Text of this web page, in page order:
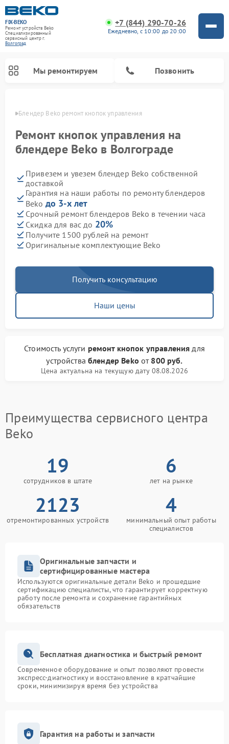
FIX-BEKO
Ремонт устройств Beko
Специализированный
cервисный центр г.
Волгоград
+7 (844) 290-70-26
Ежедневно, с 10:00 до 20:00
Мы ремонтируем Позвонить
Блендер Beko ремонт кнопок управления
Ремонт кнопок управления на
блендере Beko в Волгограде
Привезем и увезем блендер Beko собственной
доставкой
Гарантия на наши работы по ремонту блендеров
Beko до 3-х лет
Срочный ремонт блендеров Beko в течении часа
Скидка для вас до 20%
Получите 1500 рублей на ремонт
Оригинальные комплектующие Beko
Получить консультацию
Наши цены
Стоимость услуги ремонт кнопок управления для
устройстваблендер Beko от 800 руб.
Цена актуальна на текущую дату 08.08.2026
Преимущества сервисного центра
Beko
19
сотрудников в штате
6
лет на рынке
2123
отремонтированных устройств
4
минимальный опыт работы
специалистов
Оригинальные запчасти и
сертифицированные мастера
Используются оригинальные детали Beko и прошедшие
сертификацию специалисты, что гарантирует корректную
работу после ремонта и сохранение гарантийных
обязательств
Бесплатная диагностика и быстрый ремонт
Современное оборудование и опыт позволяют провести
экспресс-диагностику и восстановление в кратчайшие
сроки, минимизируя время без устройства
Гарантия на работы и запчасти